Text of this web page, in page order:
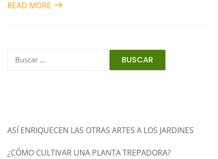
READ MORE
ASÍ ENRIQUECEN LAS OTRAS ARTES A LOS JARDINES
¿CÓMO CULTIVAR UNA PLANTA TREPADORA?